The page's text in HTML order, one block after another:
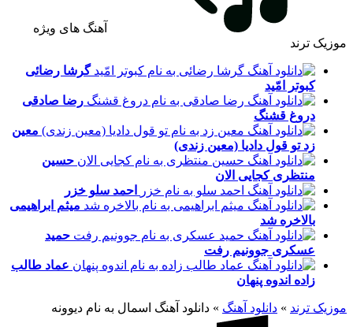
آهنگ های ویژه
موزیک ترند
گرشا رضائی
کبوتر امّید
رضا صادقی
دروغ قشنگ
معین
زدتو قول دادیا (معین زندی)
حسین
منتظریکجایی الان
احمد سلو خزر
میثم ابراهیمی
بالاخره شد
حمید
عسکری جوونیم رفت
عماد طالب
زاده اندوه پنهان
موزیک ترند » دانلود آهنگ » دانلود آهنگ اسمال به نام دیوونه